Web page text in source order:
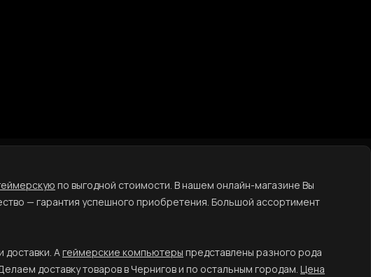
по выгодной стоимости. В нашем онлайн-магазине Вы
— гарантия успешного приобретения. Большой ассортимент
доставки. Агеймерские компьютеры представлены разного рода
доставку товаров в Чернигов и по остальным городам. Цена